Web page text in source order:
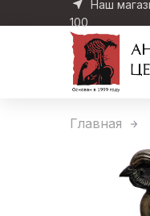
Наш
100
Главная